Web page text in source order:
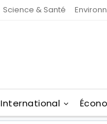
Science & Santé
International